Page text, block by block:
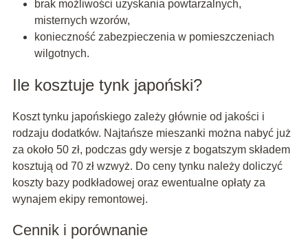
brak możliwości uzyskania powtarzalnych,
misternych wzorów,
konieczność zabezpieczenia w pomieszczeniach
wilgotnych.
Ile kosztuje tynk japoński?
Koszt tynku japońskiego zależy głównie od jakości i
rodzaju dodatków. Najtańsze mieszanki można nabyć już
za około 50 zł, podczas gdy wersje z bogatszym składem
kosztują od 70 zł wzwyż. Do ceny tynku należy doliczyć
koszty bazy podkładowej oraz ewentualne opłaty za
wynajem ekipy remontowej.
Cennik i porównanie